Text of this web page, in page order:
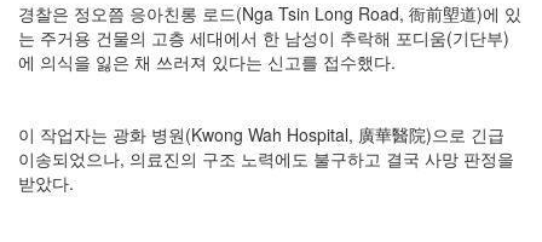
경찰은 정오쯤 응아친롱 로드(Nga Tsin Long Road, 衙前塱道)에 있
는 주거용 건물의 고층 세대에서 한 남성이 추락해 포디움(기단부)
에 의식을 잃은 채 쓰러져 있다는 신고를 접수했다.
이 작업자는 광화 병원(Kwong Wah Hospital, 廣華醫院)으로 긴급
이송되었으나, 의료진의 구조 노력에도 불구하고 결국 사망 판정을
받았다.